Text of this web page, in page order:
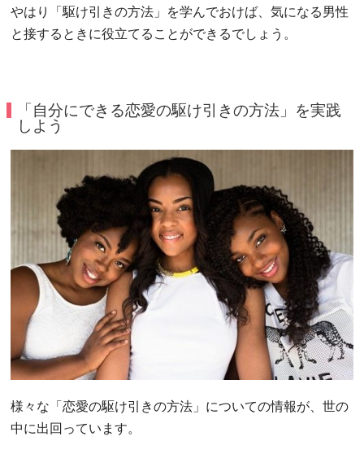
やはり「駆け引きの方法」を学んでおけば、気になる男性
と接するときに役立てることができるでしょう。
「自分にできる恋愛の駆け引きの方法」を実践
しよう
様々な「恋愛の駆け引きの方法」についての情報が、世の
中に出回っています。